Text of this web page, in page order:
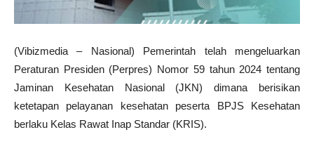
(Vibizmedia – Nasional) Pemerintah telah mengeluarkan
Peraturan Presiden (Perpres) Nomor 59 tahun 2024 tentang
Jaminan Kesehatan Nasional (JKN) dimana berisikan
ketetapan pelayanan kesehatan peserta BPJS Kesehatan
berlaku Kelas Rawat Inap Standar (KRIS).